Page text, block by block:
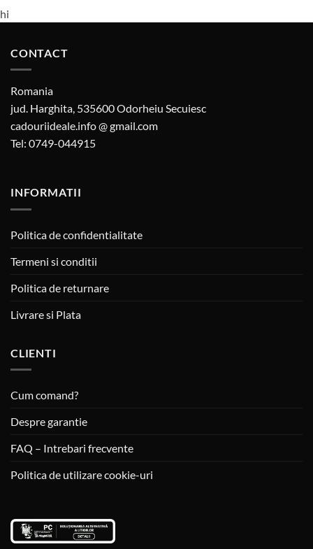
hi
CONTACT
Romania
jud. Harghita, 535600 Odorheiu Secuiesc
cadouriideale.info @ gmail.com
Tel: 0749-044915
INFORMATII
Politica de confidentialitate
Termeni si conditii
Politica de returnare
Livrare si Plata
CLIENTI
Cum comand?
Despre garantie
FAQ – Intrebari frecvente
Politica de utilizare cookie-uri